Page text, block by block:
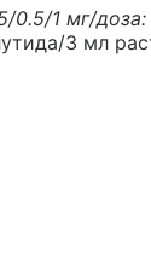
0.5/1 мг/доза:
3 мл